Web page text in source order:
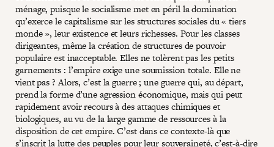
ménage, puisque le socialisme met en péril la domination
qu’exerce le capitalisme sur les structures sociales du « tiers
monde », leur existence et leurs richesses. Pour les classes
dirigeantes, même la création de structures de pouvoir
populaire est inacceptable. Elles ne tolèrent pas les petits
garnements : l’empire exige une soumission totale. Elle ne
vient pas ? Alors, c’est la guerre ; une guerre qui, au départ,
prend la forme d’une agression économique, mais qui peut
rapidement avoir recours à des attaques chimiques et
biologiques, au vu de la large gamme de ressources à la
disposition de cet empire. C’est dans ce contexte-là que
s’inscrit la lutte des peuples pour leur souveraineté, c’est-à-dire